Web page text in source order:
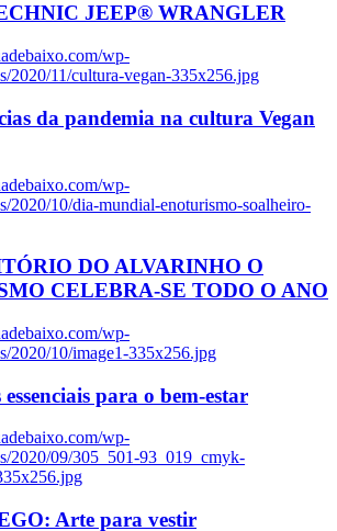
JEEP® WRANGLER
wp-
2020/11/cultura-vegan-335x256.jpg
da pandemia na cultura Vegan
wp-
2020/10/dia-mundial-enoturismo-soalheiro-
DO ALVARINHO O
CELEBRA-SE TODO O ANO
wp-
2020/10/image1-335x256.jpg
essenciais para o bem-estar
wp-
2020/09/305_501-93_019_cmyk-
Arte para vestir